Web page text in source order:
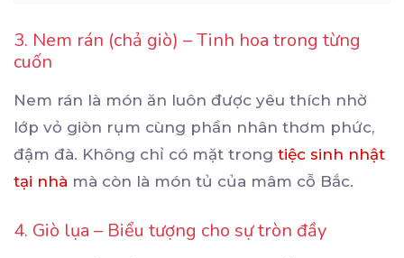
3. Nem rán (chả giò) – Tinh hoa trong từng
cuốn
Nem rán là món ăn luôn được yêu thích nhờ
lớp vỏ giòn rụm cùng phần nhân thơm phức,
đậm đà. Không chỉ có mặt trong tiệc sinh nhật
tại nhà mà còn là món tủ của mâm cỗ Bắc.
4. Giò lụa – Biểu tượng cho sự tròn đầy